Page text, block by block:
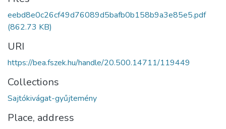
eebd8e0c26cf49d76089d5bafb0b158b9a3e85e5.pdf
(862.73 KB)
URI
https://bea.fszek.hu/handle/20.500.14711/119449
Collections
Sajtókivágat-gyűjtemény
Place, address